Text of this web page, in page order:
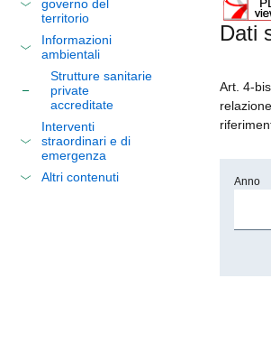
governo del
territorio
Informazioni
ambientali
Strutture sanitarie
private
accreditate
Interventi
straordinari e di
emergenza
Altri contenuti
Dati
Art. 4-
Anno